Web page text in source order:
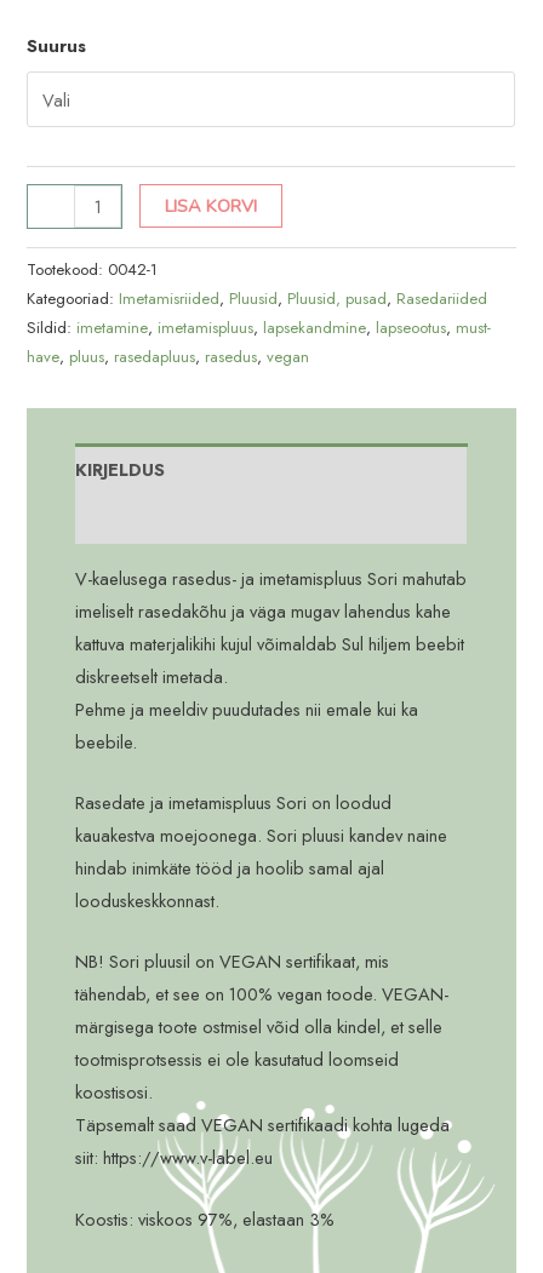
Suurus
imetamispluus
Sori
kogus
LISA KORVI
Tootekood: 0042-1
Kategooriad: Imetamisriided, Pluusid, Pluusid, pusad, Rasedariided
Sildid: imetamine, imetamispluus, lapsekandmine, lapseootus, must-
have, pluus, rasedapluus, rasedus,vegan
KIRJELDUS
V-kaelusega rasedus- ja imetamispluus Sori mahutab
imeliselt rasedakõhu ja väga mugav lahendus kahe
kattuva materjalikihi kujul võimaldab Sul hiljem beebit
diskreetselt imetada.
Pehme ja meeldiv puudutades nii emale kui ka
beebile.
Rasedate ja imetamispluus Sori on loodud
kauakestva moejoonega. Sori pluusi kandev naine
hindab inimkäte tööd ja hoolib samal ajal
looduskeskkonnast.
NB! Sori pluusil on VEGAN sertifikaat, mis
tähendab, et see on 100% vegan toode. VEGAN-
märgisega toote ostmisel võid olla kindel, et selle
tootmisprotsessis ei ole kasutatud loomseid
koostisosi.
Täpsemalt saad VEGAN sertifikaadi kohta lugeda
siit: https://www.v-label.eu
Koostis: viskoos 97%, elastaan 3%